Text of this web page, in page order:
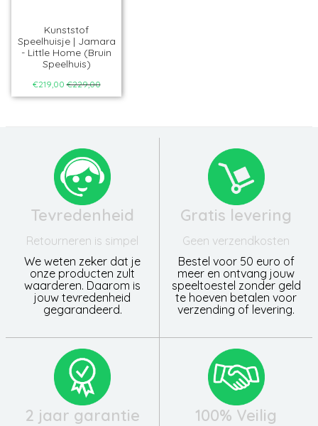
Kunststof
Speelhuisje | Jamara
- Little Home (Bruin
Speelhuis)
€219,00 €229,00
Tevredenheid
Retourneren is simpel
We weten zeker dat je
onze producten zult
waarderen. Daarom is
jouw tevredenheid
gegarandeerd.
Gratis levering
Geen verzendkosten
Bestel voor 50 euro of
meer en ontvang jouw
speeltoestel zonder geld
te hoeven betalen voor
verzending of levering.
2 jaar garantie 100% Veilig